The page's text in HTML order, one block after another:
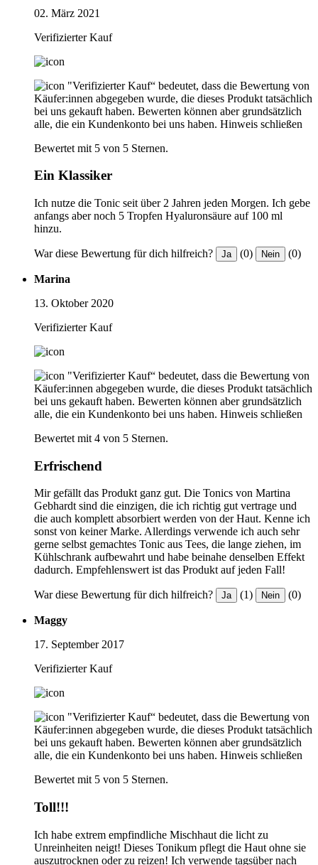
02. März 2021
Verifizierter Kauf
"Verifizierter Kauf“ bedeutet, dass die Bewertung von
Käufer:innen abgegeben wurde, die dieses Produkt tatsächlich
bei uns gekauft haben. Bewerten können aber grundsätzlich
alle, die ein Kundenkonto bei uns haben. Hinweis schließen
Bewertet mit 5 von 5 Sternen.
Ein Klassiker
Ich nutze die Tonic seit über 2 Jahren jeden Morgen. Ich gebe
anfangs aber noch 5 Tropfen Hyaluronsäure auf 100 ml
hinzu.
War diese Bewertung für dich hilfreich? Ja (0) Nein (0)
Marina
13. Oktober 2020
Verifizierter Kauf
"Verifizierter Kauf“ bedeutet, dass die Bewertung von
Käufer:innen abgegeben wurde, die dieses Produkt tatsächlich
bei uns gekauft haben. Bewerten können aber grundsätzlich
alle, die ein Kundenkonto bei uns haben. Hinweis schließen
Bewertet mit 4 von 5 Sternen.
Erfrischend
Mir gefällt das Produkt ganz gut. Die Tonics von Martina
Gebhardt sind die einzigen, die ich richtig gut vertrage und
die auch komplett absorbiert werden von der Haut. Kenne ich
sonst von keiner Marke. Allerdings verwende ich auch sehr
gerne selbst gemachtes Tonic aus Tees, die lange ziehen, im
Kühlschrank aufbewahrt und habe beinahe denselben Effekt
dadurch. Empfehlenswert ist das Produkt auf jeden Fall!
War diese Bewertung für dich hilfreich? Ja (1) Nein (0)
Maggy
17. September 2017
Verifizierter Kauf
"Verifizierter Kauf“ bedeutet, dass die Bewertung von
Käufer:innen abgegeben wurde, die dieses Produkt tatsächlich
bei uns gekauft haben. Bewerten können aber grundsätzlich
alle, die ein Kundenkonto bei uns haben. Hinweis schließen
Bewertet mit 5 von 5 Sternen.
Toll!!!
Ich habe extrem empfindliche Mischhaut die licht zu
Unreinheiten neigt! Dieses Tonikum pflegt die Haut ohne sie
auszutrocknen oder zu reizen! Ich verwende tagsüber nach